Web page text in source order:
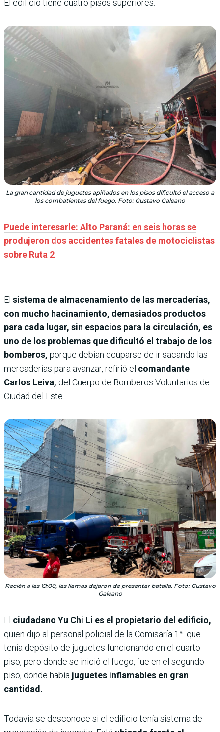
El edificio tiene cuatro pisos superiores.
La gran cantidad de juguetes apiñados en los pisos dificultó el acceso a
los combatientes del fuego. Foto: Gustavo Galeano
Puede interesarle: Alto Paraná: en seis horas se
produjeron dos accidentes fatales de motociclistas
sobre Ruta 2
El sistema de almacenamiento de las mercaderías,
con mucho hacinamiento, demasiados productos
para cada lugar, sin espacios para la circulación, es
uno de los problemas que dificultó el trabajo de los
bomberos, porque debían ocuparse de ir sacando las
mercaderías para avanzar, refirió el comandante
Carlos Leiva, del Cuerpo de Bomberos Voluntarios de
Ciudad del Este.
Recién a las 19:00, las llamas dejaron de presentar batalla. Foto: Gustavo
Galeano
El ciudadano Yu Chi Li es el propietario del edificio,
quien dijo al personal policial de la Comisaría 1ª. que
tenía depósito de juguetes funcionando en el cuarto
piso, pero donde se inició el fuego, fue en el segundo
piso, donde había juguetes inflamables en gran
cantidad.
Todavía se desconoce si el edificio tenía sistema de